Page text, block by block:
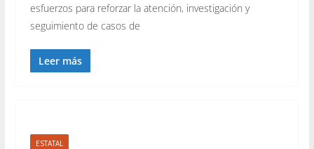
esfuerzos para reforzar la atención, investigación y
seguimiento de casos de
Leer más
ESTATAL